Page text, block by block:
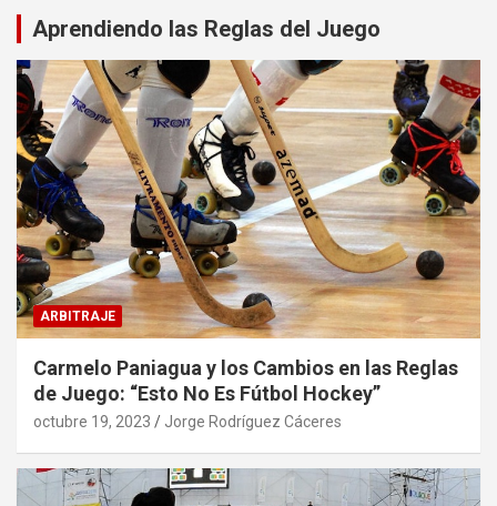
Aprendiendo las Reglas del Juego
ARBITRAJE
Carmelo Paniagua y los Cambios en las Reglas
de Juego: “Esto No Es Fútbol Hockey”
octubre 19, 2023 Jorge Rodríguez Cáceres